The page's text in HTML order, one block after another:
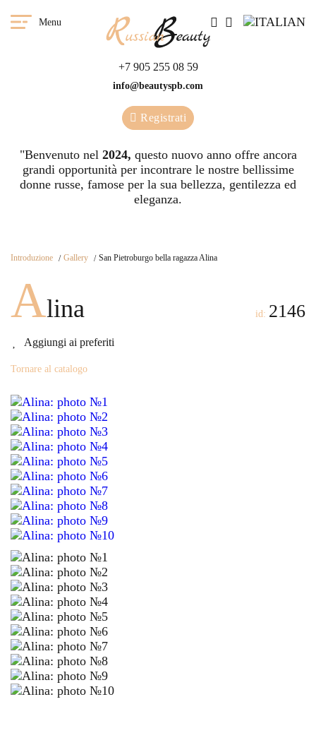
Menu
+7 905 255 08 59
info@beautyspb.com
Registrati
"Benvenuto nel 2024, questo nuovo anno offre ancora
grandi opportunità per incontrare le nostre bellissime
donne russe, famose per la sua bellezza, gentilezza ed
eleganza.
Introduzione Gallery San Pietroburgo bella ragazza Alina
Alina
Aggiungi ai preferiti
id: 2146
Tornare al catalogo